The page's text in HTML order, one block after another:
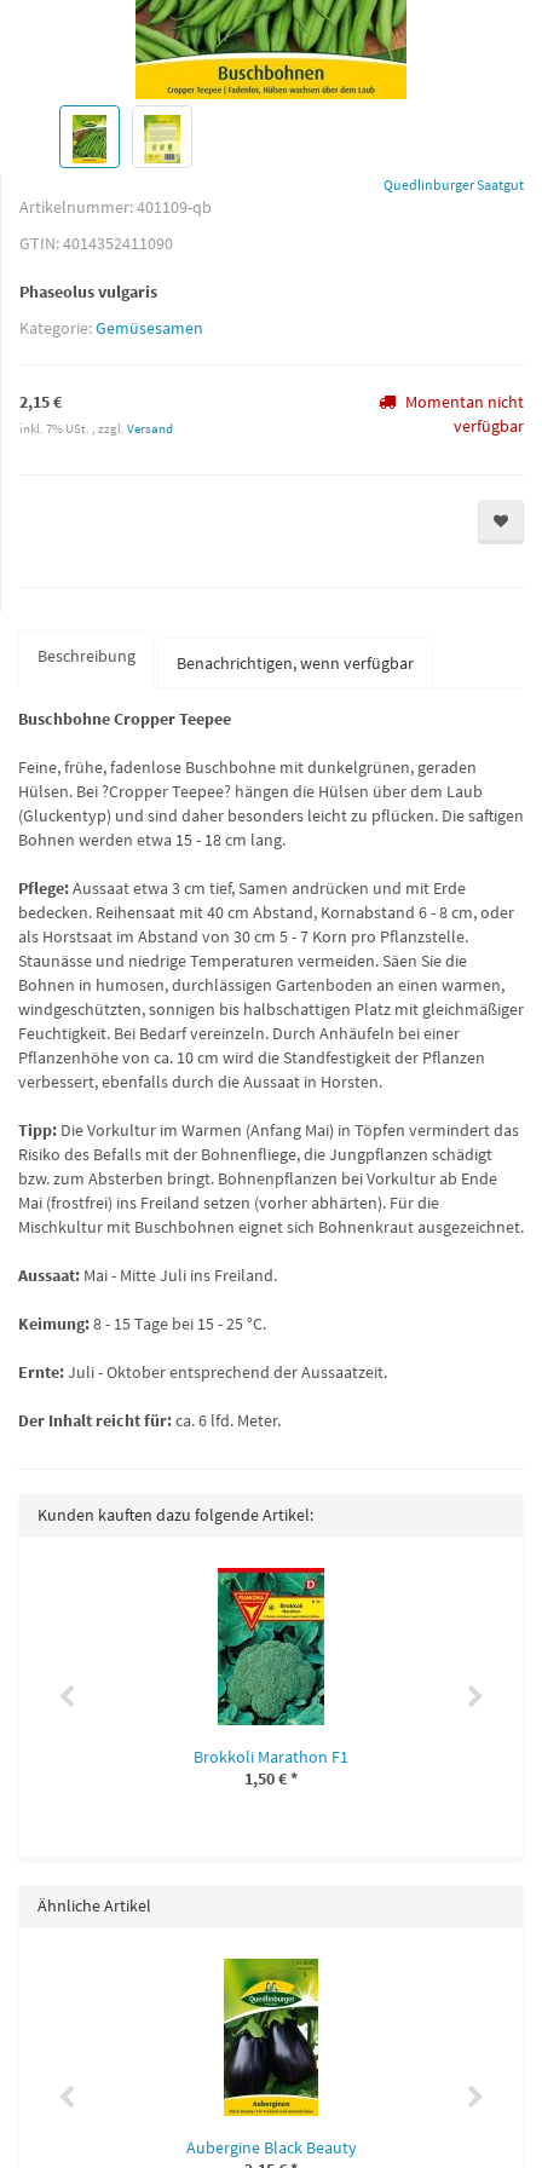
Quedlinburger Saatgut
Artikelnummer:401109-qb
GTIN:4014352411090
Phaseolus vulgaris
Kategorie:Gemüsesamen
2,15 €
inkl. 7% USt. , zzgl. Versand
Momentan nicht
verfügbar
Beschreibung Benachrichtigen, wenn verfügbar
Buschbohne Cropper Teepee
Feine, frühe, fadenlose Buschbohne mit dunkelgrünen, geraden
Hülsen. Bei ?Cropper Teepee? hängen die Hülsen über dem Laub
(Gluckentyp) und sind daher besonders leicht zu pflücken. Die saftigen
Bohnen werden etwa 15 - 18 cm lang.
Pflege:Aussaat etwa 3 cm tief, Samen andrücken und mit Erde
bedecken. Reihensaat mit 40 cm Abstand, Kornabstand 6 - 8 cm, oder
als Horstsaat im Abstand von 30 cm 5 - 7 Korn pro Pflanzstelle.
Staunässe und niedrige Temperaturen vermeiden. Säen Sie die
Bohnen in humosen, durchlässigen Gartenboden an einen warmen,
windgeschützten, sonnigen bis halbschattigen Platz mit gleichmäßiger
Feuchtigkeit. Bei Bedarf vereinzeln. Durch Anhäufeln bei einer
Pflanzenhöhe von ca. 10 cm wird die Standfestigkeit der Pflanzen
verbessert, ebenfalls durch die Aussaat in Horsten.
Tipp: Die Vorkultur im Warmen (Anfang Mai) in Töpfen vermindert das
Risiko des Befalls mit der Bohnenfliege, die Jungpflanzen schädigt
bzw. zum Absterben bringt. Bohnenpflanzen bei Vorkultur ab Ende
Mai (frostfrei) ins Freiland setzen (vorher abhärten). Für die
Mischkultur mit Buschbohnen eignet sich Bohnenkraut ausgezeichnet.
Aussaat: Mai - Mitte Juli ins Freiland.
Keimung:8 - 15 Tage bei 15 - 25 °C.
Ernte:Juli - Oktober entsprechend der Aussaatzeit.
Der Inhalt reicht für:ca. 6 lfd. Meter.
Kunden kauften dazu folgende Artikel:
Brokkoli Marathon F1
1,50 €*
Ähnliche Artikel
Aubergine Black Beauty